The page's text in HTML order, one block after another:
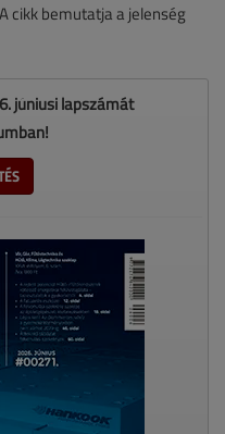
cikk bemutatja a jelenség
júniusi lapszámát